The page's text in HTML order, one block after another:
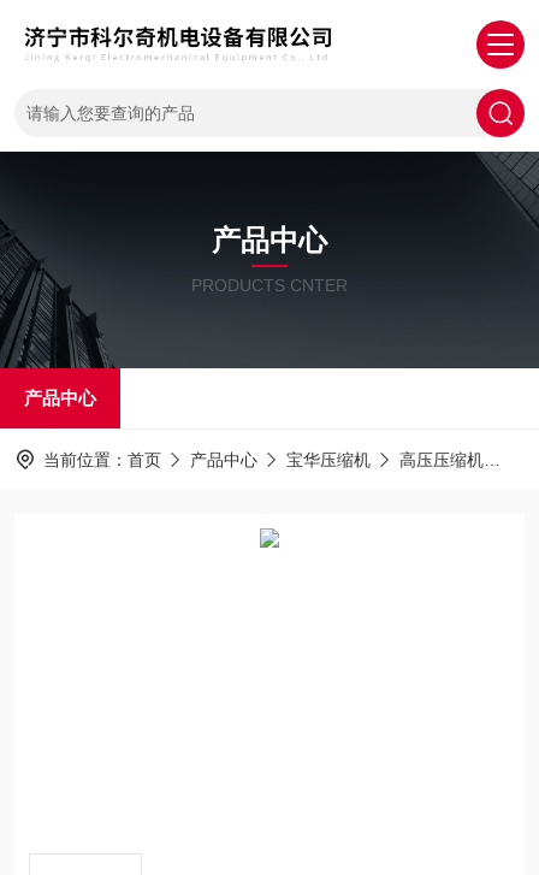
产品中心
PRODUCTS CNTER
产品中心
当前位置： 首页 产品中心 宝华压缩机 高压压缩机